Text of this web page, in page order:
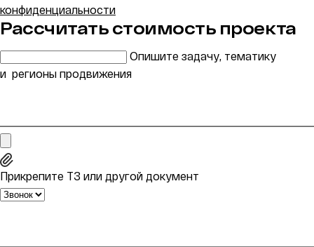
конфиденциальности
Рассчитать стоимость проекта
Опишите задачу, тематику
и регионы продвижения
Прикрепите ТЗ или другой документ